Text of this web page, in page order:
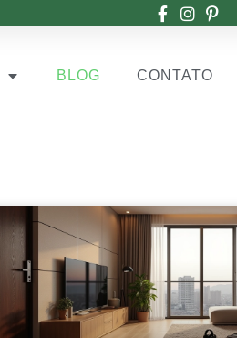
BLOG CONTATO